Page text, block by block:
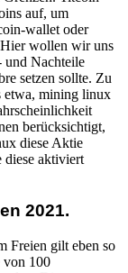
auf, um
wallet oder
wollen wir uns
und Nachteile
setzen sollte. Zu
etwa, mining linux
berücksichtigt,
diese Aktie
diese aktiviert
2021.
Freien gilt eben so
von 100